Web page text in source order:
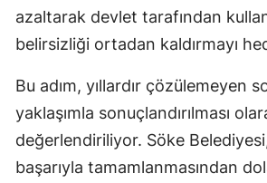
azaltarak devlet tarafından
belirsizliği ortadan kaldırmayı
Bu adım, yıllardır çözülemeyen
yaklaşımla sonuçlandırılması
değerlendiriliyor. Söke
başarıyla tamamlanmasından